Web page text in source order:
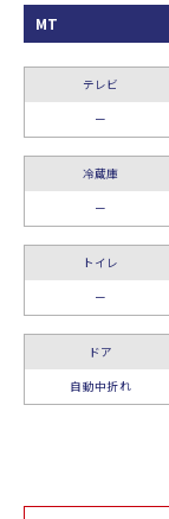
MT
テレビ
ー
冷蔵庫
ー
トイレ
ー
ドア
自動中折れ